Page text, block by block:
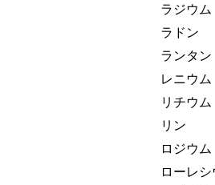
ラジウム
ラドン
ランタン
レニウム
リチウム
リン
ロジウム
ローレシ